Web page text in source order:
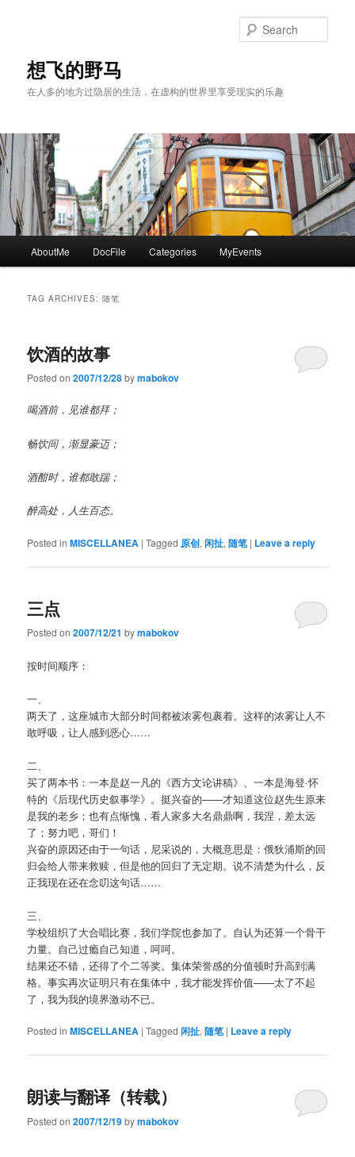
content
content想飞的野马
在人多的地方过隐居的生活，在虚构的世界里享受现实的乐趣
AboutMe DocFile Categories MyEvents
TAG ARCHIVES:随笔
饮酒的故事
Posted on2007/12/28bymabokov
喝酒前，见谁都拜；
畅饮间，渐显豪迈；
酒酣时，谁都敢踹；
醉高处，人生百态。
Posted in MISCELLANEA |Tagged 原创, 闲扯,随笔 | Leave a reply
三点
Posted on2007/12/21 bymabokov
按时间顺序：
一、
两天了，这座城市大部分时间都被浓雾包裹着。这样的浓雾让人不
敢呼吸，让人感到恶心……
二、
买了两本书：一本是赵一凡的《西方文论讲稿》、一本是海登·怀
特的《后现代历史叙事学》。挺兴奋的——才知道这位赵先生原来
是我的老乡；也有点惭愧，看人家多大名鼎鼎啊，我涅，差太远
了；努力吧，哥们！
兴奋的原因还由于一句话，尼采说的，大概意思是：俄狄浦斯的回
归会给人带来救赎，但是他的回归了无定期。说不清楚为什么，反
正我现在还在念叨这句话……
三、
学校组织了大合唱比赛，我们学院也参加了。自认为还算一个骨干
力量。自己过瘾自己知道，呵呵。
结果还不错，还得了个二等奖。集体荣誉感的分值顿时升高到满
格。事实再次证明只有在集体中，我才能发挥价值——太了不起
了，我为我的境界激动不已。
Posted in MISCELLANEA |Tagged 闲扯,随笔 | Leave a reply
朗读与翻译（转载）
Posted on2007/12/19bymabokov